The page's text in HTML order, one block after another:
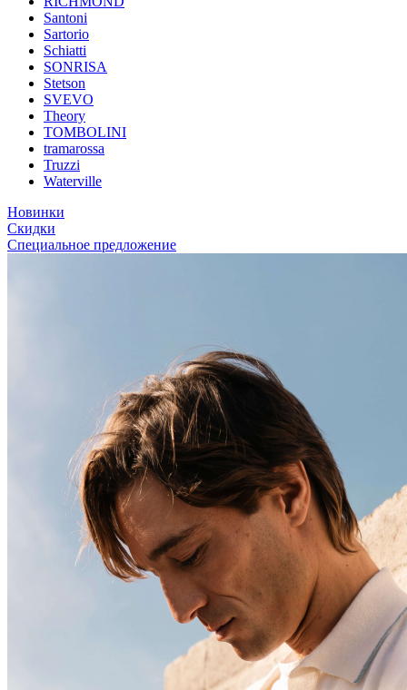
Santoni
Sartorio
Schiatti
SONRISA
Stetson
SVEVO
Theory
TOMBOLINI
tramarossa
Truzzi
Waterville
Новинки
Скидки
Специальное предложение